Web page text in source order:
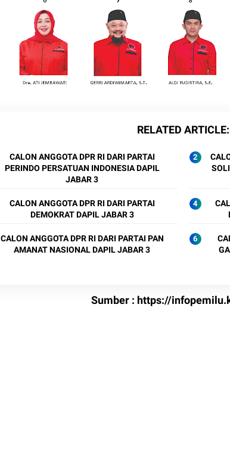
RELATED ARTICLE
CALON ANGGOTA DPR RI DARI PARTAI
PERINDO PERSATUAN INDONESIA DAPIL
JABAR 3
CALON ANGGOTA DPR RI DARI PARTAI
DEMOKRAT DAPIL JABAR 3
CALON ANGGOTA DPR RI DARI PARTAI PAN
AMANAT NASIONAL DAPIL JABAR 3
Sumber : https://